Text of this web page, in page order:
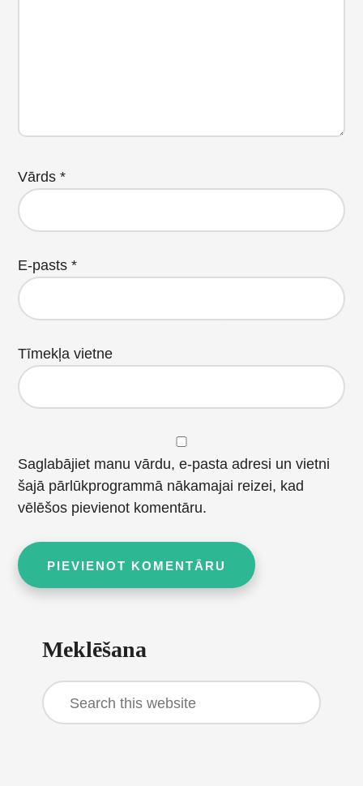
Vārds*
E-pasts*
Tīmekļa vietne
Saglabājiet manu vārdu, e-pasta adresi un vietni
šajā pārlūkprogrammā nākamajai reizei, kad
vēlēšos pievienot komentāru.
Sidebar
Meklēšana
Search
this
website